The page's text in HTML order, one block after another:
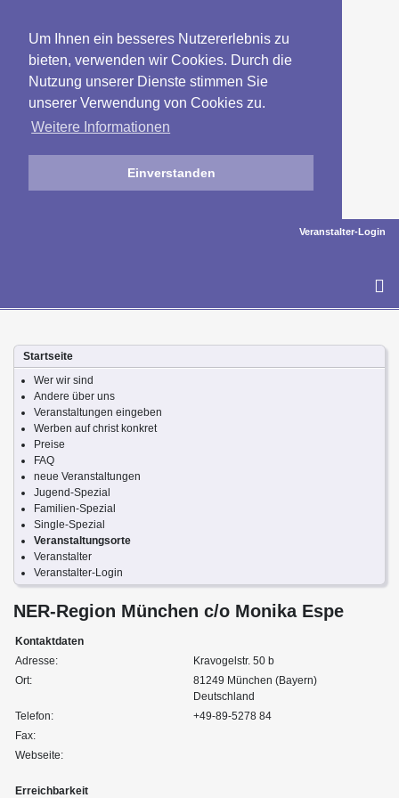
Um Ihnen ein besseres Nutzererlebnis zu
bieten, verwenden wir Cookies. Durch die
Nutzung unserer Dienste stimmen Sie
unserer Verwendung von Cookies zu.
Weitere Informationen
Einverstanden
Veranstalter-Login
Startseite
Wer wir sind
Andere über uns
Veranstaltungen eingeben
Werben auf christ konkret
Preise
FAQ
neue Veranstaltungen
Jugend-Spezial
Familien-Spezial
Single-Spezial
Veranstaltungsorte
Veranstalter
Veranstalter-Login
NER-Region München c/o Monika Espe
Kontaktdaten
Adresse:
Kravogelstr. 50 b
Ort:
81249 München (Bayern)
Deutschland
Telefon:
+49-89-5278 84
Fax:
Webseite:
Erreichbarkeit